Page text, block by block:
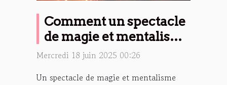
Comment un spectacle
de magie et mentalisme
peut transformer vos
Mercredi 18 juin 2025 00:26
Un spectacle de magie et mentalisme